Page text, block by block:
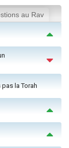
au Rav
la Torah